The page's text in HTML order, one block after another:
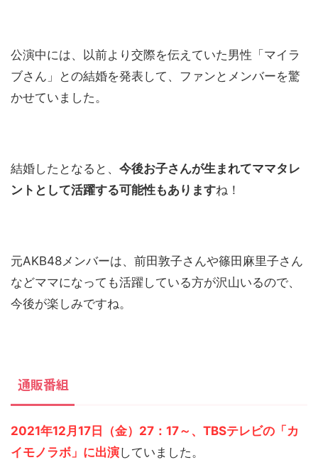
公演中には、以前より交際を伝えていた男性「マイラ
ブさん」との結婚を発表して、ファンとメンバーを驚
かせていました。
結婚したとなると、 今後お子さんが生まれてママタレ
ントとして活躍する可能性もありますね！
元AKB48メンバーは、前田敦子さんや篠田麻里子さん
などママになっても活躍している方が沢山いるので、
今後が楽しみですね。
通販番組
2021年12月17日（金）27：17～、TBSテレビの「カ
イモノラボ」に出演していました。